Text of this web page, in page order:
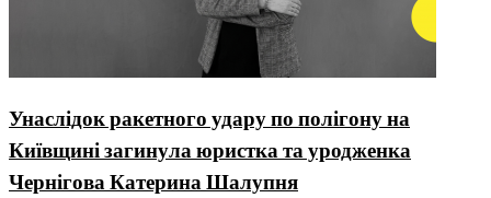
Унаслідок ракетного удару по полігону на
Київщині загинула юристка та уродженка
Чернігова Катерина Шалупня